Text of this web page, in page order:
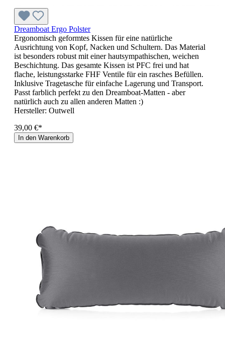
Dreamboat Ergo Polster
Ergonomisch geformtes Kissen für eine natürliche
Ausrichtung von Kopf, Nacken und Schultern. Das Material
ist besonders robust mit einer hautsympathischen, weichen
Beschichtung. Das gesamte Kissen ist PFC frei und hat
flache, leistungsstarke FHF Ventile für ein rasches Befüllen.
Inklusive Tragetasche für einfache Lagerung und Transport.
Passt farblich perfekt zu den Dreamboat-Matten - aber
natürlich auch zu allen anderen Matten :)
Hersteller: Outwell
39,00 €*
In den Warenkorb